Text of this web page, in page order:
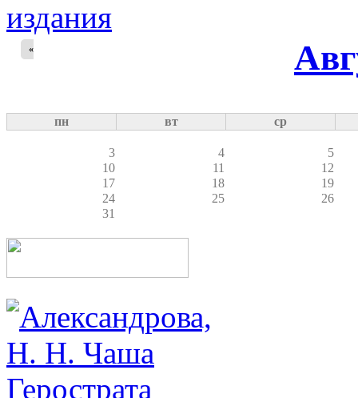
«
пн вт ср
3 4
5
10
11
12
17
18
19
24
25
26
31